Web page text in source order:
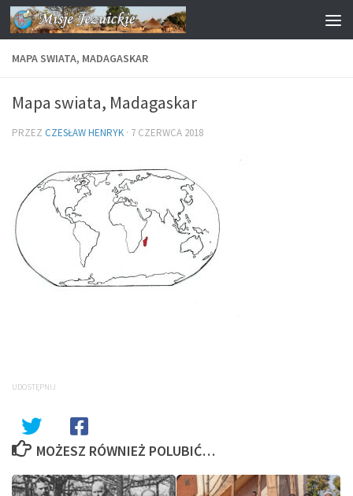
Przejdź do treści
MAPA SWIATA, MADAGASKAR
Mapa swiata, Madagaskar
PRZEZ CZESŁAW HENRYK · 7 CZERWCA 2018
UDOSTĘPNIJ
MOŻESZ RÓWNIEŻ POLUBIĆ…